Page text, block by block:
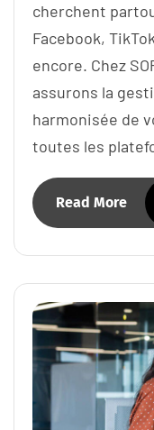
cherchent
Facebook,
encore. Chez
assurons la
harmonisée de
toutes les
Read More